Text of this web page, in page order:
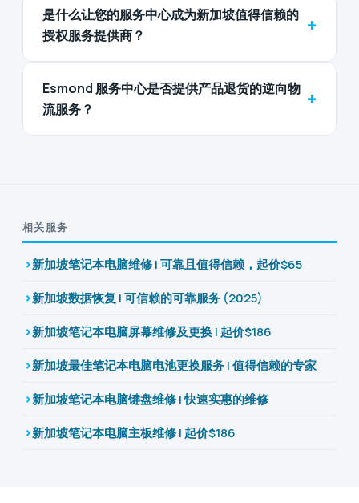
是什么让您的服务中心成为新加坡值得信赖的
授权服务提供商？
+
Esmond 服务中心是否提供产品退货的逆向物
流服务？
+
相关服务
新加坡笔记本电脑维修 | 可靠且值得信赖，起价$65
新加坡数据恢复 | 可信赖的可靠服务 (2025)
新加坡笔记本电脑屏幕维修及更换 | 起价$186
新加坡最佳笔记本电脑电池更换服务 | 值得信赖的专家
新加坡笔记本电脑键盘维修 | 快速实惠的维修
新加坡笔记本电脑主板维修 | 起价$186